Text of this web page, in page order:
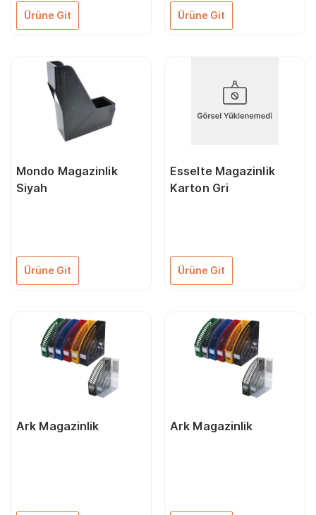
Ürüne Git Ürüne Git
Mondo Magazinlik
Siyah
Ürüne Git
Esselte Magazinlik
Karton Gri
Ürüne Git
Ark Magazinlik Ark Magazinlik